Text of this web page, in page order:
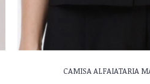
CAMISA ALFAIATARIA